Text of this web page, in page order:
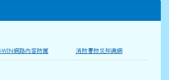
iWIN網路內容防護 消防署防災知識網